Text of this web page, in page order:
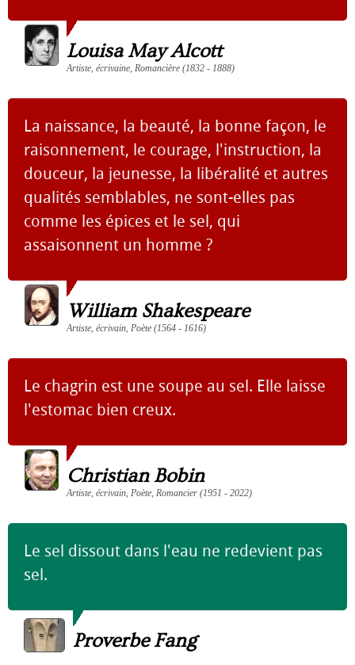
Louisa May Alcott
Artiste, écrivaine, Romancière (1832 - 1888)
La naissance, la beauté, la bonne façon, le
raisonnement, le courage, l'instruction, la
douceur, la jeunesse, la libéralité et autres
qualités semblables, ne sont-elles pas
comme les épices et le sel, qui
assaisonnent un homme ?
William Shakespeare
Artiste, écrivain, Poète (1564 - 1616)
Le chagrin est une soupe au sel. Elle laisse
l'estomac bien creux.
Christian Bobin
Artiste, écrivain, Poète, Romancier (1951 - 2022)
Le sel dissout dans l'eau ne redevient pas
sel.
Proverbe Fang